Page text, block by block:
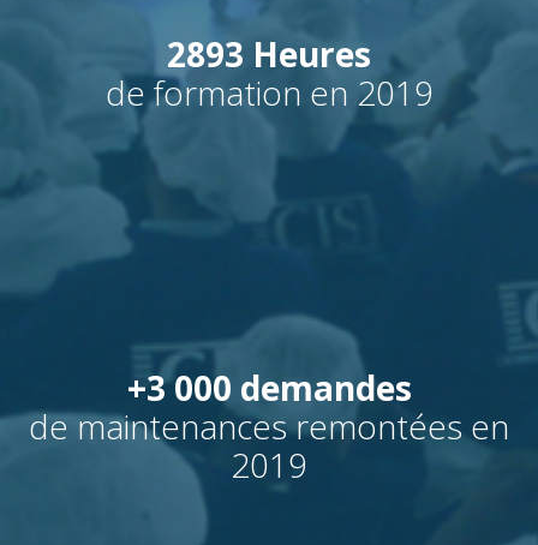
2893 Heures
de formation en 2019
+3 000 demandes
de maintenances remontées en
2019